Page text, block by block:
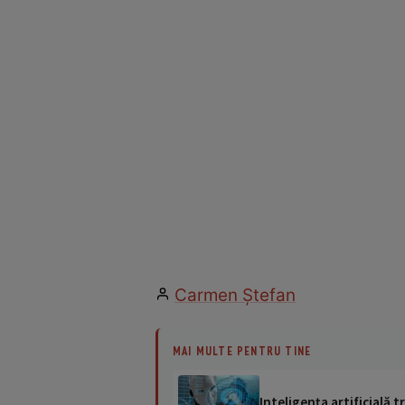
Carmen Ştefan
MAI MULTE PENTRU TINE